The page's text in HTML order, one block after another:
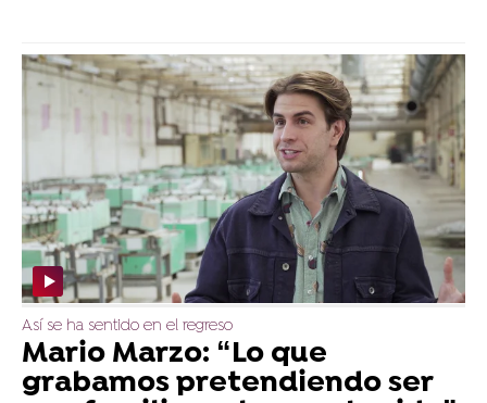
Así se ha sentido en el regreso
Mario Marzo: “Lo que
grabamos pretendiendo ser